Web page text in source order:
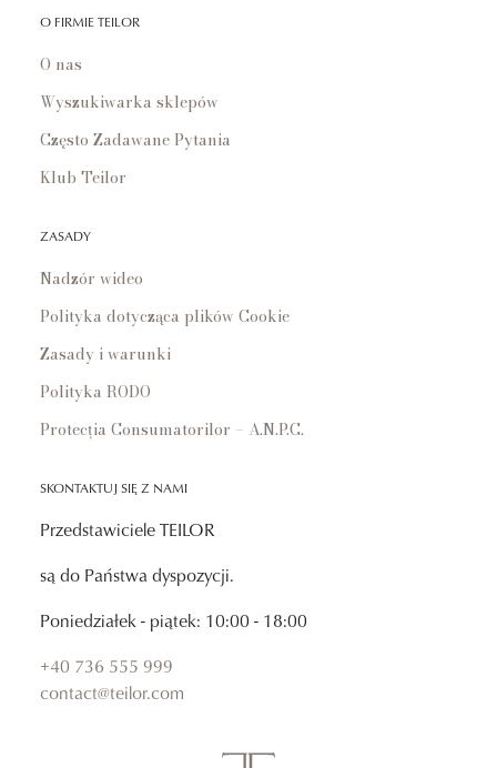
O FIRMIE TEILOR
O nas
Wyszukiwarka sklepów
Często Zadawane Pytania
Klub Teilor
ZASADY
Nadzór wideo
Polityka dotycząca plików Cookie
Zasady i warunki
Polityka RODO
Protecția Consumatorilor – A.N.P.C.
SKONTAKTUJ SIĘ Z NAMI
Przedstawiciele TEILOR
są do Państwa dyspozycji.
Poniedziałek - piątek: 10:00 - 18:00
+40 736 555 999
contact@teilor.com